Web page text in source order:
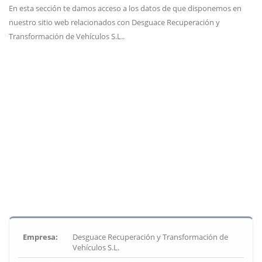
En esta sección te damos acceso a los datos de que disponemos en
nuestro sitio web relacionados con Desguace Recuperación y
Transformación de Vehículos S.L..
Empresa:
Desguace Recuperación y Transformación de
Vehículos S.L.